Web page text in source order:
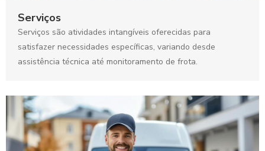
Serviços
Serviços são atividades intangíveis oferecidas para
satisfazer necessidades específicas, variando desde
assistência técnica até monitoramento de frota.